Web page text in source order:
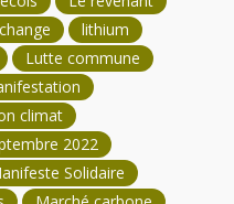
lithium
Lutte commune
climat
2022
Solidaire